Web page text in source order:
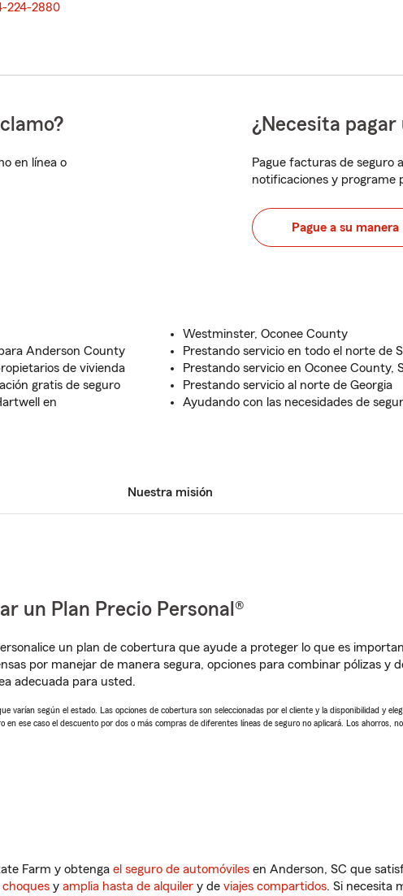
224-2880
en línea o
¿Necesita
Pague facturas de seguro
notificaciones y programe
Pague a su manera
Anderson County
de vivienda
gratis de seguro
en
Westminster, Oconee County
Prestando servicio en todo el norte de
Prestando servicio en Oconee County,
Prestando servicio al norte de Georgia
Ayudando con las necesidades de
Nuestra misión
un Plan Precio Personal®
un plan de cobertura que ayude a proteger lo que es
por manejar de manera segura, opciones para combinar pólizas y
adecuada para usted.
varían según el estado. Las opciones de cobertura son seleccionadas por el cliente y la disponibilidad y
ese caso el descuento por dos o más compras de diferentes líneas de seguro no aplicará. Los ahorros,
Farm y obtenga el seguro de automóviles en Anderson, SC que
choques y amplia hasta de alquiler y de viajes compartidos. Si necesita